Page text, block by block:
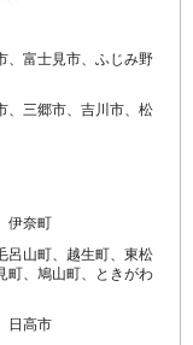
、富士見市、ふじみ野
、三郷市、吉川市、松
伊奈町
呂山町、越生町、東松
町、鳩山町、ときがわ
日高市